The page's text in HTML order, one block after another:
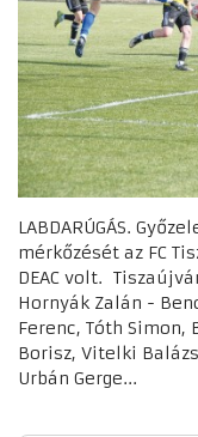
LABDARÚGÁS.
mérkőzését az FC
DEAC volt.
Hornyák Zalán -
Ferenc, Tóth Simon,
Borisz, Vitelki
Urbán Gerge...